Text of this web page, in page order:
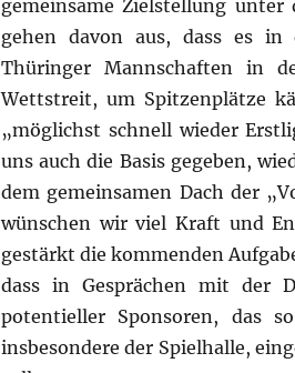
gemeinsame Zielstellung
gehen davon aus, dass es in
Thüringer Mannschaften in
Wettstreit, um Spitzenplätze
„möglichst schnell wieder
uns auch die Basis gegeben,
dem gemeinsamen Dach der
wünschen wir viel Kraft und
gestärkt die kommenden
dass in Gesprächen mit der
potentieller Sponsoren, das
insbesondere der Spielhalle,